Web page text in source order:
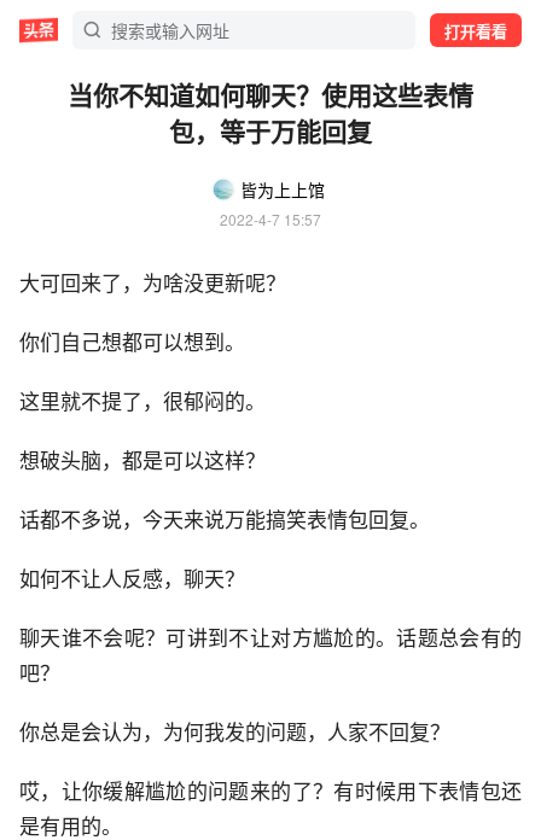
打开看看
当你不知道如何聊天？使用这些表情
包，等于万能回复
皆为上上馆
2022-4-7 15:57
大可回来了，为啥没更新呢？
你们自己想都可以想到。
这里就不提了，很郁闷的。
想破头脑，都是可以这样？
话都不多说，今天来说万能搞笑表情包回复。
如何不让人反感，聊天？
聊天谁不会呢？可讲到不让对方尴尬的。话题总会有的
吧？
你总是会认为，为何我发的问题，人家不回复？
哎，让你缓解尴尬的问题来的了？有时候用下表情包还
是有用的。